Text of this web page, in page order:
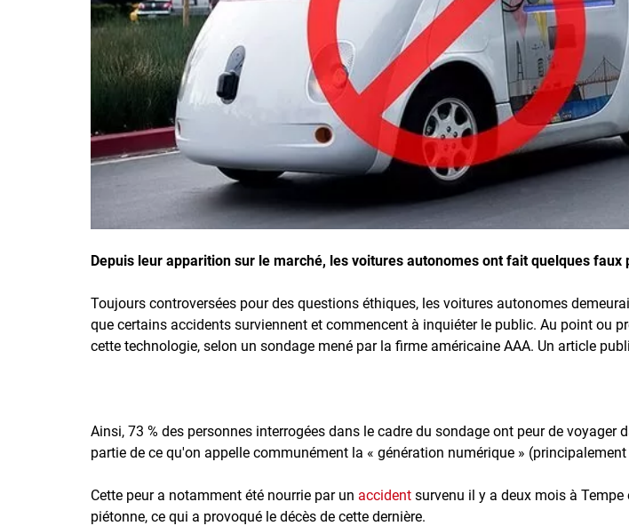
Inscrivez-vous à l'infolettre
Employeurs
Publiez une offre d'emploi
Depuis leur apparition sur le marché, les voitures autonomes ont fait quelques
Toujours controversées pour des questions éthiques, les voitures autonomes
que certains accidents surviennent et commencent à inquiéter le public. Au point ou
cette technologie, selon un sondage mené par la firme américaine AAA. Un article
Ainsi, 73 % des personnes interrogées dans le cadre du sondage ont peur de
partie de ce qu'on appelle communément la « génération numérique »
Cette peur a notamment été nourrie par un accident survenu il y a deux mois à
piétonne, ce qui a provoqué le décès de cette dernière.